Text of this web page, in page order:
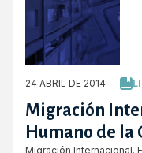
24 ABRIL DE 2014
Migración
Humano de
Migración Internacional.